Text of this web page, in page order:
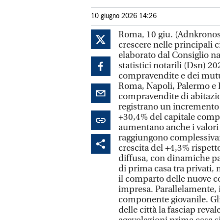
10 giugno 2026 14:26
Roma, 10 giu. (Adnkronos/Labitalia) - Il mercato immobiliare torna a crescere nelle principali città italiane. E' quanto emerge dal focus elaborato dal Consiglio nazionale del notariato sulla base dei Dati statistici notarili (Dsn) 2025, che analizza l’andamento delle compravendite e dei mutui a Milano, Torino, Verona, Bologna, Firenze, Roma, Napoli, Palermo e Bari. A livello nazionale, nel 2025 le compravendite di abitazioni crescono del +6,6%, mentre i mutui registrano un incremento del +18,8%, accompagnato da una crescita del +30,4% del capitale complessivamente erogato. Parallelamente aumentano anche i valori economici delle transazioni immobiliari, che raggiungono complessivamente oltre 145 miliardi di euro, con una crescita del +4,3% rispetto al 2024. Nelle grandi città la ripresa appare diffusa, con dinamiche particolarmente sostenute dalle compravendite di prima casa tra privati, mentre continua a mostrare maggiori difficoltà il comparto delle nuove costruzioni e degli acquisti direttamente da impresa. Parallelamente, il mercato conferma la forte centralità della componente giovanile. Gli under 35 rappresentano nella quasi totalità delle città la fasciap revalente sia tra gli acquirenti che usufruiscono delle agevolazioni prima casa sia tra i contraenti di mutuo. Si rafforza inoltre il peso della seconda casa acquistata tra privati, soprattutto nei grandi centri urbani a vocazione turistica e universitaria, dove l’investimento immobiliare continua a rappresentare una forma di tutela patrimoniale e una leva collegata al mercato delle locazioni e degli affitti brevi. Anche il settore dei mutui mostra segnali di forte ripresa. In quasi tutte le principali città si registra un aumento sia del numero dei finanziamenti sia del capitale erogato, con una crescita significativa dei mutui di fascia medio-alta e delle operazioni di surroga. Un andamento che evidenzia una maggiore dinamicità del mercato del credito e una progressiva ripresa della capacità di spesa delle famiglie. Ecco il focus mercato immobiliare per città. Milano (con Monza e Brianza): nel 2025 l’area ha registrato una crescita complessiva delle compravendite di fabbricati abitativi del +5,63%, passando da 57.798 a 61.054. Il mercato immobiliare è trainato con forza dalle transazioni tra privati: si registrano infatti 29.798 compravendite di prima casa tra privati, con un incremento del +9,74% rispetto al 2024, accompagnate da un aumento del +4,26% nelle compravendite di seconda casa tra privati (21.592). La tenuta della seconda casa tra privati sottolinea come l’area metropolitana milanese e il comparto brianzolo mantengano un’elevata attrattività sia per esigenze abitative, sia per finalità di investimento. Il settore del nuovo – ovvero gli acquisti direttamente da impresa – mostra invece segnali di sofferenza: le prime case da costruttore segnano un calo del -9,08% (2.473), mentre le seconde case da impresa restano sostanzialmente stabili con una lieve flessione del -0,33%. La componente giovanile si conferma l’anima del mercato residenziale: nel 2025 il 36,98% degli acquirenti di fabbricati con agevolazione prima casa appartiene alla fascia d’età 18-35 anni, seguita dal 28,10% della fascia 36-45 anni. Il comparto dei mutui evidenzia una dinamica di grande espansione, superando decisamente i volumi dell’anno precedente. Nel 2025 si registra un incremento del +17,20% (44.784 mutui totali), con un’impennata ancora più marcata del capitale complessivamente erogato, che raggiunge i 15.221.972.708 euro. Tale crescita si riflette in un valore medio del finanziamento che sale a 339.898 euro